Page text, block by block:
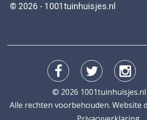
© 2026 - 1001tuinhuisjes.nl
© 2026 1001tuinhuisjes.nl
Alle rechten voorbehouden. Website